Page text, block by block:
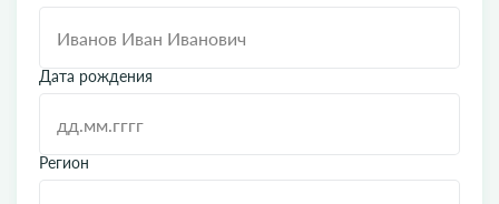
Дата рождения
Регион